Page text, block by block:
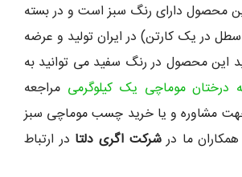
محصول دارای رنگ سبز است و در بسته
بندی 1 کیلویی (12 سطل در یک کارتن) در ایران تولید و عرضه
این محصول در رنگ سفید می توانید به
درختان موماچی یک کیلوگرمی مراجعه
مشاوره و یا خرید چسب موماچی سبز
ما درشرکت اگری دلتا در ارتباط